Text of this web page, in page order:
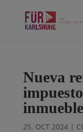
Nueva
25. OCT 2024|